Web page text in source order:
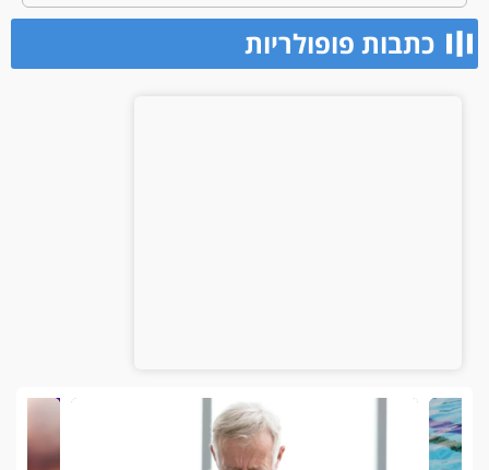
כתבות פופולריות​